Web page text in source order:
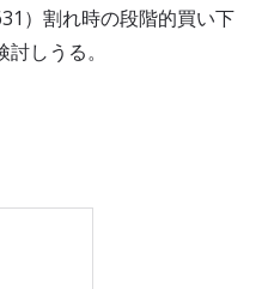
）割れ時の段階的買い下
しうる。